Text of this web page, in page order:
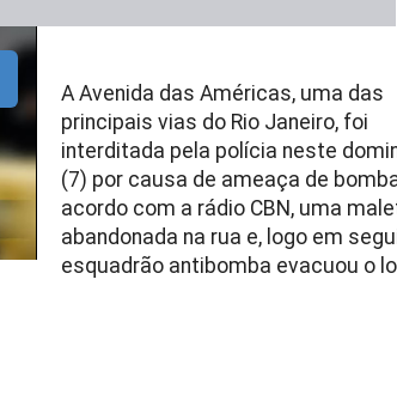
A Avenida das Américas, uma das
principais vias do Rio Janeiro, foi
interditada pela polícia neste
(7) por causa de ameaça de
acordo com a rádio CBN, uma
abandonada na rua e, logo em
esquadrão antibomba evacuou o